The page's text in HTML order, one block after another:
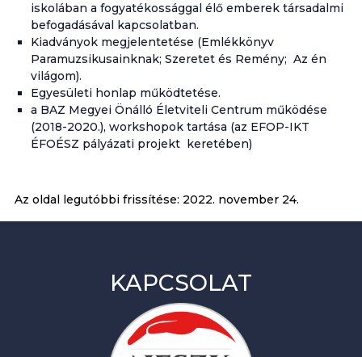
iskolában a fogyatékossággal élő emberek társadalmi
befogadásával kapcsolatban.
Kiadványok megjelentetése (Emlékkönyv
Paramuzsikusainknak; Szeretet és Remény; Az én
világom).
Egyesületi honlap működtetése.
a BAZ Megyei Önálló Életviteli Centrum működése
(2018-2020.), workshopok tartása (az EFOP-IKT
ÉFOÉSZ pályázati projekt keretében)
Az oldal legutóbbi frissítése: 2022. november 24.
KAPCSOLAT